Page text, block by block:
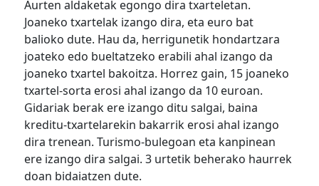
Aurten aldaketak egongo dira txarteletan.
Joaneko txartelak izango dira, eta euro bat
balioko dute. Hau da, herrigunetik hondartzara
joateko edo bueltatzeko erabili ahal izango da
joaneko txartel bakoitza. Horrez gain, 15 joaneko
txartel-sorta erosi ahal izango da 10 euroan.
Gidariak berak ere izango ditu salgai, baina
kreditu-txartelarekin bakarrik erosi ahal izango
dira trenean. Turismo-bulegoan eta kanpinean
ere izango dira salgai. 3 urtetik beherako haurrek
doan bidaiatzen dute.